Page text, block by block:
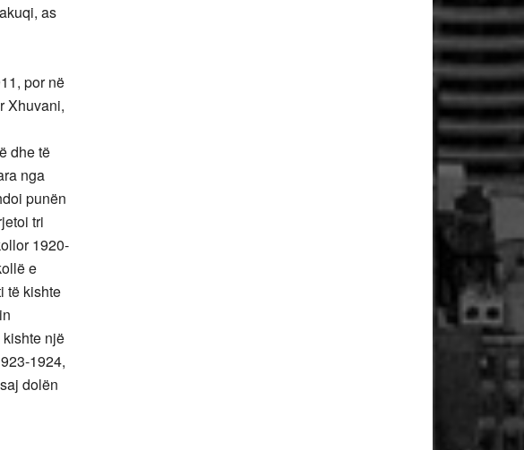
as
por në
Xhuvani,
dhe të
nga
punën
tri
1920-
e
të kishte
një
1924,
dolën